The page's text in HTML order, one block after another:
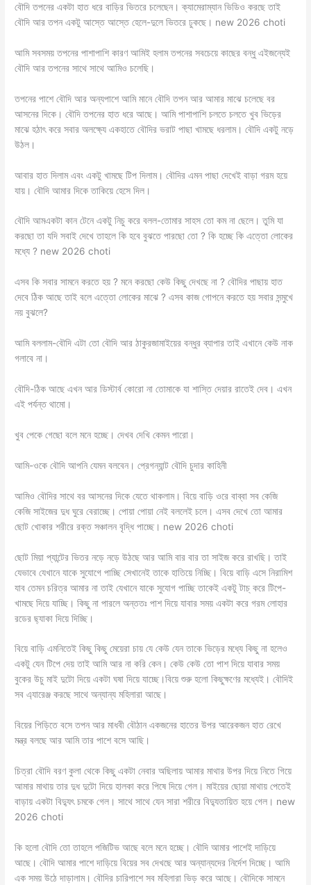
বৌদি তপনের একটা হাত ধরে বাড়ির ভিতরে চলেছেন। ক্যামেরাম্যান ভিডিও করছে তাই
বৌদি আর তপন একটু আস্তে আস্তে হেলে-দুলে ভিতরে ঢুকছে। new 2026 choti
আমি সবসময় তপনের পাশাপাশি কারণ আমিই হলাম তপনের সবচেয়ে কাছের বন্ধু এইজন্যেই
বৌদি আর তপনের সাথে সাথে আমিও চলেছি।
তপনের পাশে বৌদি আর অন্যপাশে আমি মানে বৌদি তপন আর আমার মাঝে চলেছে বর
আসনের দিকে। বৌদি তপনের হাত ধরে আছে। আমি পাশাপাশি চলতে চলতে খুব ভিড়ের
মাঝে হঠাৎ করে সবার অলক্ষ্যে একহাতে বৌদির ভরাট পাছা খামছে ধরলাম। বৌদি একটু নড়ে
উঠল।
আবার হাত দিলাম এবং একটু খামছে টিপ দিলাম। বৌদির এমন পাছা দেখেই বাড়া গরম হয়ে
যায়। বৌদি আমার দিকে তাকিয়ে হেসে দিল।
বৌদি আমএকটা কান টেনে একটু নিচু করে বলল-তোমার সাহস তো কম না ছেলে। তুমি যা
করছো তা যদি সবাই দেখে তাহলে কি হবে বুঝতে পারছো তো ? কি হচ্ছে কি এত্তো লোকের
মধ্যে ? new 2026 choti
এসব কি সবার সামনে করতে হয় ? মনে করছো কেউ কিছু দেখছে না ? বৌদির পাছায় হাত
দেবে ঠিক আছে তাই বলে এত্তো লোকের মাঝে ? এসব কাজ গোপনে করতে হয় সবার সন্মুখে
নয় বুঝলে?
আমি বললাম-বৌদি এটা তো বৌদি আর ঠাকুরজামাইয়ের বন্ধুর ব্যাপার তাই এখানে কেউ নাক
গলাবে না।
বৌদি-ঠিক আছে এখন আর ডিস্টার্ব কোরো না তোমাকে যা শাস্তি দেয়ার রাতেই দেব। এখন
এই পর্যন্ত থামো।
খুব পেকে গেছো বলে মনে হচ্ছে। দেখব দেখি কেমন পারো।
আমি-ওকে বৌদি আপনি যেমন বলবেন। প্রেগন্যান্ট বৌদি চুদার কাহিনী
আমিও বৌদির সাথে বর আসনের দিকে যেতে থাকলাম। বিয়ে বাড়ি ওরে বাব্বা সব কেজি
কেজি সাইজের দুধ ঘুরে বেরাচ্ছে। পোয়া পোয়া নেই বললেই চলে। এসব দেখে তো আমার
ছোট খোকার শরীরে রক্ত সঞ্চালন বৃদ্ধি পাচ্ছে। new 2026 choti
ছোট মিয়া প্যান্টের ভিতর নড়ে নড়ে উঠছে আর আমি বার বার তা সাইজ করে রাখছি। তাই
যেভাবে যেখানে যাকে সুযোগে পাচ্ছি সেখানেই তাকে হাতিয়ে নিচ্ছি। বিয়ে বাড়ি এসে নিরামিশ
যাব তেমন চরিত্র আমার না তাই যেখানে যাকে সুযোগ পাচ্ছি তাকেই একটু টাচ্ করে টিপে-
খামছে দিয়ে যাচ্ছি। কিছু না পারলে অন্ততঃ পাশ দিয়ে যাবার সময় একটা করে গরম লোহার
রডের ছ্যাকা দিয়ে দিচ্ছি।
বিয়ে বাড়ি এমনিতেই কিছু কিছু মেয়েরা চায় যে কেউ যেন তাকে ভিড়ের মধ্যে কিছু না হলেও
একটু যেন টিপে দেয় তাই আমি আর না করি কেন। কেউ কেউ তো পাশ দিয়ে যাবার সময়
বুকের উচু মাই দুটো দিয়ে একটা ঘষা দিয়ে যাচ্ছে।বিয়ে শুরু হলো কিছুক্ষণের মধ্যেই। বৌদিই
সব এ্যারেঞ্জ করছে সাথে অন্যান্য মহিলারা আছে।
বিয়ের পিড়িতে বসে তপন আর মাধবী বৌঠান একজনের হাতের উপর আরেকজন হাত রেখে
মন্ত্র বলছে আর আমি তার পাশে বসে আছি।
চিত্রা বৌদি বরণ কুলা থেকে কিছু একটা নেবার অছিলায় আমার মাথার উপর দিয়ে নিতে গিয়ে
আমার মাথায় তার দুধ দুটো দিয়ে হালকা করে পিষে দিয়ে গেল। মাইয়ের ছোয়া মাথায় পেতেই
বাড়ায় একটা বিদ্যুৎ চমকে গেল। সাথে সাথে যেন সারা শরীরে বিদ্যুতায়িত হয়ে গেল। new
2026 choti
কি হলো বৌদি তো তাহলে পজিটিভ আছে বলে মনে হচ্ছে। বৌদি আমার পাশেই দাড়িয়ে
আছে। বৌদি আমার পাশে দাড়িয়ে বিয়ের সব দেখছে আর অন্যান্যদের নির্দেশ দিচ্ছে। আমি
এক সময় উঠে দাড়ালাম। বৌদির চারিপাশে সব মহিলারা ভিড় করে আছে। বৌদিকে সামনে